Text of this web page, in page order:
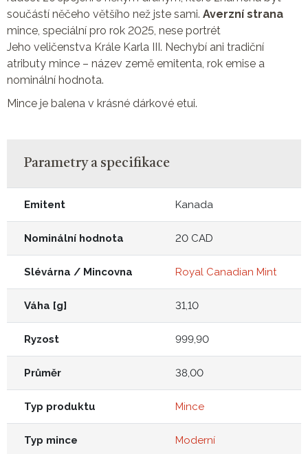
součástí něčeho většího než jste sami. Averzní strana
mince, speciální pro rok 2025, nese portrét
Jeho veličenstva Krále Karla III. Nechybí ani tradiční
atributy mince – název země emitenta, rok emise a
nominální hodnota.
Mince je balena v krásné dárkové etui.
Parametry a specifikace
Emitent Kanada
Nominální hodnota 20 CAD
Slévárna / Mincovna Royal Canadian Mint
Váha [g] 31,10
Ryzost 999,90
Průměr 38,00
Typ produktu Mince
Typ mince Moderní